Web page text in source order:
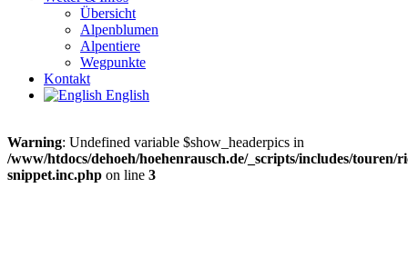
Übersicht
Alpenblumen
Alpentiere
Wegpunkte
Kontakt
English
Warning: Undefined variable $show_headerpics in
/www/htdocs/dehoeh/hoehenrausch.de/_scripts/includes/touren/
snippet.inc.php on line 3